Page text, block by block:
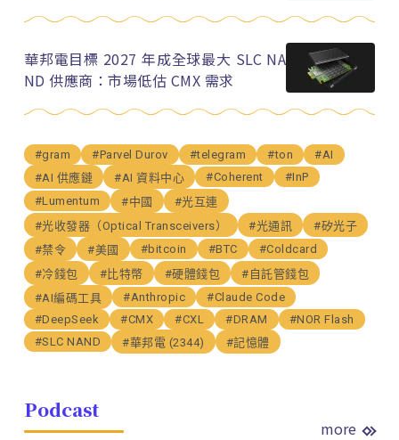
華邦電目標 2027 年成全球最大 SLC NA
ND 供應商：市場低估 CMX 需求
#gram #Parvel Durov #telegram #ton
#AI
#AI 供應鏈
#AI 資料中心 #Coherent
#InP
#Lumentum
#中國
#光互連
#光收發器（Optical Transceivers）
#光通訊
#矽光子
#禁令
#美國 #bitcoin #BTC
#Coldcard
#冷錢包
#比特幣 #硬體錢包
#自託管錢包
#AI編碼工具
#Anthropic
#Claude Code
#DeepSeek
#CMX #CXL #DRAM
#NOR Flash
#SLC NAND
#華邦電 (2344) #記憶體
Podcast
more